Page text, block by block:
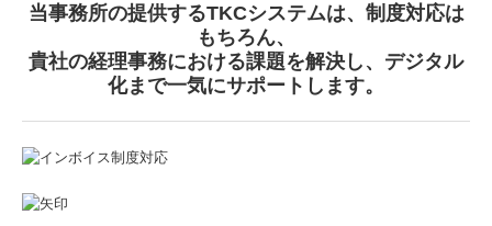
当事務所の提供するTKCシステムは、制度対応は
もちろん、
貴社の経理事務における課題を解決し、デジタル
化まで一気にサポートします。